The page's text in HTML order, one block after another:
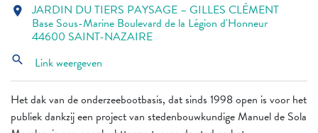
Het dak van de onderzeebootbasis, dat sinds 1998 open is voor het
publiek dankzij een project van stedenbouwkundige Manuel de Sola
location_on JARDIN DU TIERS PAYSAGE – GILLES CLÉMENT
Base Sous-Marine Boulevard de la Légion d'Honneur
44600 SAINT-NAZAIRE
search Link weergeven